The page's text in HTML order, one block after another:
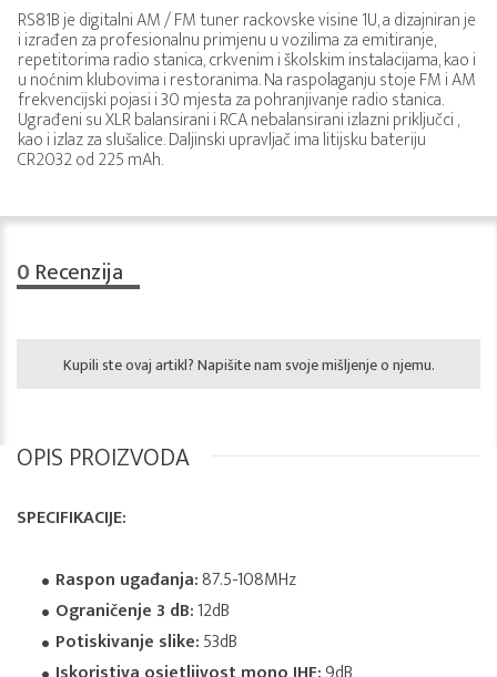
RS81B je digitalni AM / FM tuner rackovske visine 1U, a dizajniran je
i izrađen za profesionalnu primjenu u vozilima za emitiranje,
repetitorima radio stanica, crkvenim i školskim instalacijama, kao i
u noćnim klubovima i restoranima. Na raspolaganju stoje FM i AM
frekvencijski pojasi i 30 mjesta za pohranjivanje radio stanica.
Ugrađeni su XLR balansirani i RCA nebalansirani izlazni priključci ,
kao i izlaz za slušalice. Daljinski upravljač ima litijsku bateriju
CR2032 od 225 mAh.
0 Recenzija
Kupili ste ovaj artikl? Napišite nam svoje mišljenje o njemu.
OPIS PROIZVODA
SPECIFIKACIJE:
Raspon ugađanja:87.5-108MHz
Ograničenje 3 dB:12dB
Potiskivanje slike:53dB